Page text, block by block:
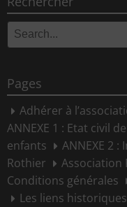
Search
for:
Pages
Adhérer à
ANNEXE 1 : Etat civil
enfants
ANNEXE 2
Rothier
Association
Conditions générales
Les liens